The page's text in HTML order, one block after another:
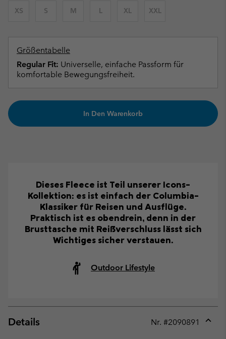
XS S M L XL XXL
Größentabelle
Regular Fit: Universelle, einfache Passform für
komfortable Bewegungsfreiheit.
In Den Warenkorb
Dieses Fleece ist Teil unserer Icons-
Kollektion: es ist einfach der Columbia-
Klassiker für Reisen und Ausflüge.
Praktisch ist es obendrein, denn in der
Brusttasche mit Reißverschluss lässt sich
Wichtiges sicher verstauen.
Outdoor Lifestyle
Details Nr. #2090891